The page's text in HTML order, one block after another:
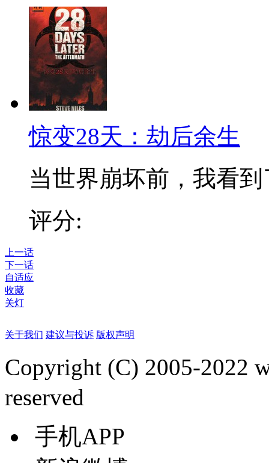
惊变28天：劫后余生
当世界崩坏前，我看
评分:
上一话
下一话
自适应
收藏
关灯
关于我们 建议与投诉 版权声明
Copyright (C) 2005-2022
reserved
手机APP